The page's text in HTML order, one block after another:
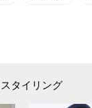
タイリング